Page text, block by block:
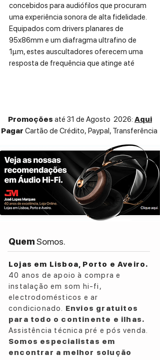
concebidos para audiófilos que procuram
uma experiência sonora de alta fidelidade.
Equipados com drivers planares de
95x86mm e um diafragma ultrafino de
1μm, estes auscultadores oferecem uma
resposta de frequência que atinge até
Headphone type: Open-backed planar
Frequency response: 7Hz-40kHz
Driver: 95x86mm FiiO-developed planar
Impedance: 20Ω
Headphone sensitivity: 112dB/Vrms@1k
Weight: 374g
Ear cup pressure: 4.5N
Cable material: Silver
Cable length: About 1.5m
Promoções até 31 de Agosto 2026: Aqui
Pagar Cartão de Crédito, Paypal, Transferência
QuemSomos.
Lojas em Lisboa, Porto e Aveiro.
40 anos de apoio à compra e
instalação em som hi-fi,
electrodomésticos e ar
condicionado. Envios gratuitos
para todo o continente e ilhas.
Assistência técnica pré e pós venda.
Somos especialistas em
encontrar a melhor solução